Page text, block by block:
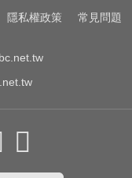
「喝水
隱私權政策 常見問題